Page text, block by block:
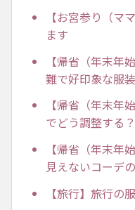
【お宮参り（マ
ます
【帰省（年末年
難で好印象な服
【帰省（年末年
でどう調整する？
【帰省（年末年
見えないコーデ
【旅行】旅行の